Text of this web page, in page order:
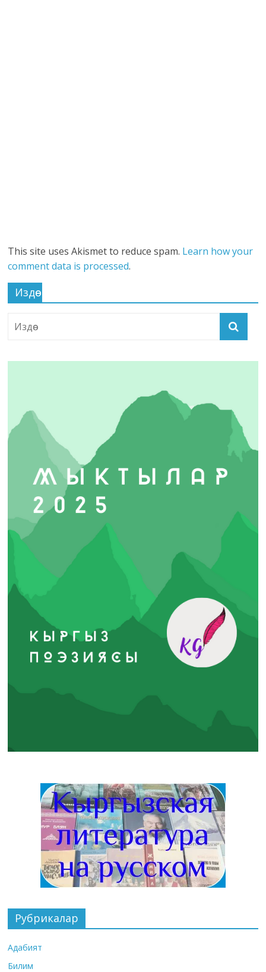
This site uses Akismet to reduce spam. Learn how your
comment data is processed.
Издөө
Рубрикалар
Адабият
Билим